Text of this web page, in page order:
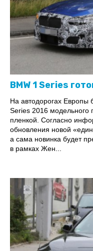
BMW 1 Series
На автодорогах Европы
Series 2016 модельного
пленкой. Согласно
обновления новой
а сама новинка будет
в рамках Жен...